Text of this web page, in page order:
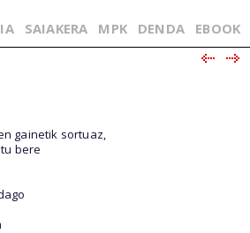
SAIAKERA MPK DENDA EBOOK
gainetik sortuaz,
bere